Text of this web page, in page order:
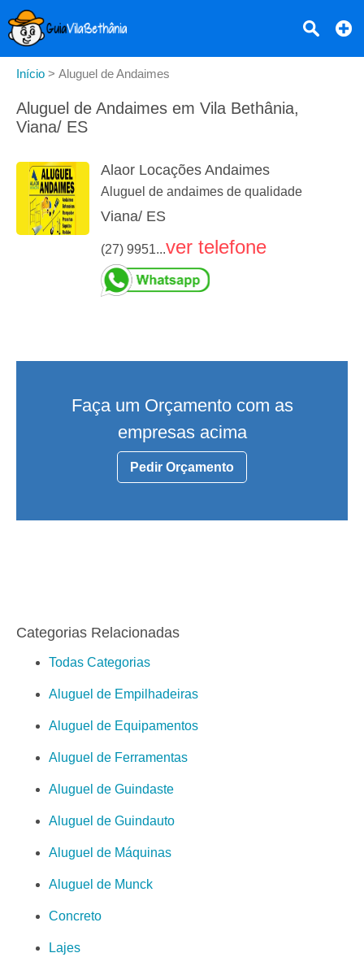
Início > Aluguel de Andaimes
Aluguel de Andaimes em Vila Bethânia,
Viana/ ES
Alaor Locações Andaimes
Aluguel de andaimes de qualidade
Viana/ ES
(27) 9951...ver telefone
Faça um Orçamento com as
empresas acima
Pedir Orçamento
Categorias Relacionadas
Todas Categorias
Aluguel de Empilhadeiras
Aluguel de Equipamentos
Aluguel de Ferramentas
Aluguel de Guindaste
Aluguel de Guindauto
Aluguel de Máquinas
Aluguel de Munck
Concreto
Lajes